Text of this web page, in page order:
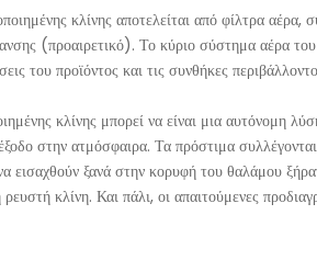
κλίνης αποτελείται από φίλτρα
(προαιρετικό). Το κύριο σύστημα αέρα
του προϊόντος και τις συνθήκες
κλίνης μπορεί να είναι μια αυτόνομη
στην ατμόσφαιρα. Τα πρόστιμα
εισαχθούν ξανά στην κορυφή του θαλάμου
κλίνη. Και πάλι, οι απαιτούμενες